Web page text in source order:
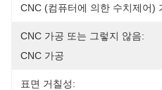
CNC (컴퓨터에 의한 수치제어)
CNC 가공 또는 그렇지 않음:
CNC 가공
표면 거칠성: